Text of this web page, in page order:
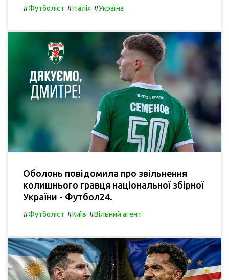
#Футболіст #Італія #Україна
Оболонь повідомила про звільнення
колишнього гравця національної збірної
України - Футбол24.
#Футболіст #Київ #Вільний агент